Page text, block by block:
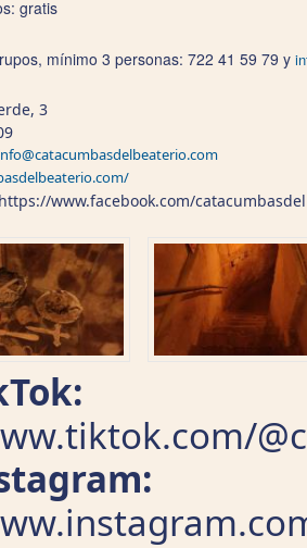
gratis
mínimo 3 personas: 722 41 59 79 y
3
https://www.facebook.com/